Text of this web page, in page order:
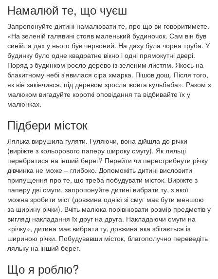
Намалюй те, що чуєш
Запропонуйте дитині намалювати те, про що ви говоритимете.
«На зеленій галявині стояв маленький будиночок. Сам він був
синій, а дах у нього був червоний. На даху була чорна труба. У
будинку було одне квадратне вікно і одні прямокутні двері.
Поряд з будинком росло дерево із зеленим листям. Якось на
блакитному небі з'явилася сіра хмарка. Пішов дощ. Після того,
як він закінчився, під деревом зросла жовта кульбаба». Разом з
малюком вигадуйте короткі оповідання та відбивайте їх у
малюнках.
Підбери місток
Лялька вирушила гуляти. Гуляючи, вона дійшла до річки
(виріжте з кольорового паперу широку смугу). Як ляльці
перебратися на інший берег? Перейти чи перестрибнути річку
дівчинка не може – глибоко. Допоможіть дитині висловити
припущення про те, що треба побудувати місток. Виріжте з
паперу дві смуги, запропонуйте дитині вибрати ту, з якої
можна зробити міст (довжина однієї зі смуг має бути меншою
за ширину річки). Вчіть малюка порівнювати розмір предметів у
вигляді накладання їх друг на друга. Накладаючи смуги на
«річку», дитина має вибрати ту, довжина яка збігається із
шириною річки. Побудувавши місток, благополучно переведіть
ляльку на інший берег.
Що я роблю?